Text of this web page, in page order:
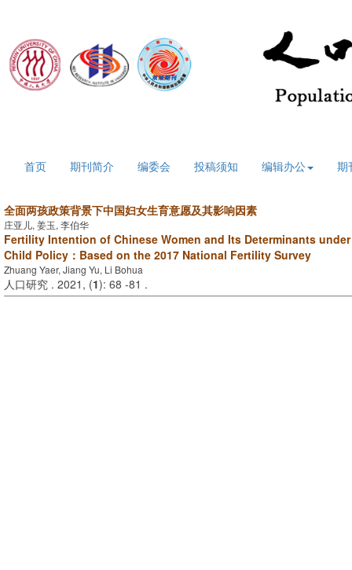
首页 期刊简介 编委会 投稿须知 编辑办公 期
全面两孩政策背景下中国妇女生育意愿及其影响因素
庄亚儿, 姜玉, 李伯华
Fertility Intention of Chinese Women and Its Determinants
Child Policy：Based on the 2017 National Fertility Survey
Zhuang Yaer, Jiang Yu, Li Bohua
人口研究 . 2021, (1): 68 -81 .